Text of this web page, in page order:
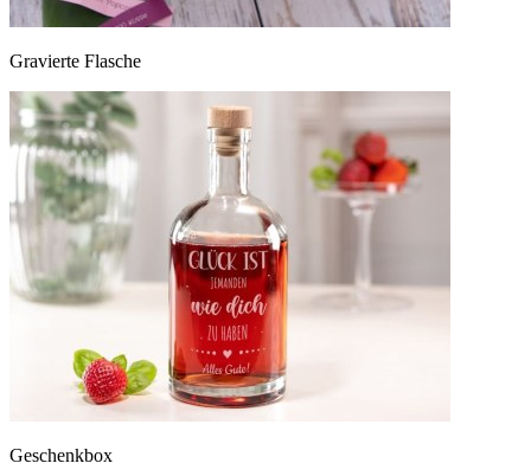
Gravierte Flasche
Geschenkbox